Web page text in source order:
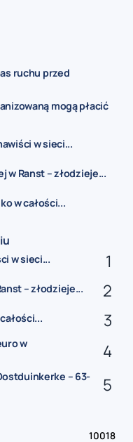
ruchu przed
mogą płacić
w sieci...
w Ranst – złodzieje...
w całości...
w sieci...
– złodzieje...
w
– 63-
10018